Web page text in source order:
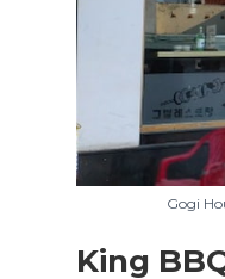
Gogi
King